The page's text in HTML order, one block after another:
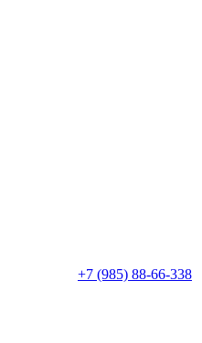
+7 (985) 88-66-338